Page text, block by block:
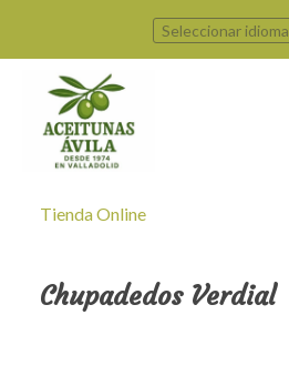
Seleccionar idioma
Tienda Online
Chupadedos Verdial